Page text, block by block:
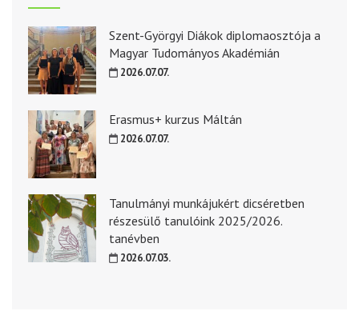
Szent-Györgyi Diákok diplomaosztója a
Magyar Tudományos Akadémián
2026.07.07.
Erasmus+ kurzus Máltán
2026.07.07.
Tanulmányi munkájukért dicséretben
részesülő tanulóink 2025/2026.
tanévben
2026.07.03.